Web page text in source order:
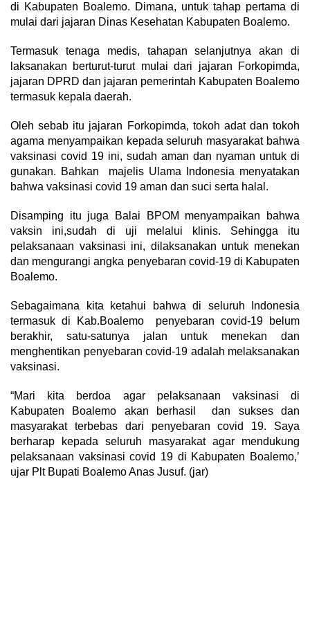
di Kabupaten Boalemo. Dimana, untuk tahap pertama di
mulai dari jajaran Dinas Kesehatan Kabupaten Boalemo.
Termasuk tenaga medis, tahapan selanjutnya akan di
laksanakan berturut-turut mulai dari jajaran Forkopimda,
jajaran DPRD dan jajaran pemerintah Kabupaten Boalemo
termasuk kepala daerah.
Oleh sebab itu jajaran Forkopimda, tokoh adat dan tokoh
agama menyampaikan kepada seluruh masyarakat bahwa
vaksinasi covid 19 ini, sudah aman dan nyaman untuk di
gunakan. Bahkan majelis Ulama Indonesia menyatakan
bahwa vaksinasi covid 19 aman dan suci serta halal.
Disamping itu juga Balai BPOM menyampaikan bahwa
vaksin ini,sudah di uji melalui klinis. Sehingga itu
pelaksanaan vaksinasi ini, dilaksanakan untuk menekan
dan mengurangi angka penyebaran covid-19 di Kabupaten
Boalemo.
Sebagaimana kita ketahui bahwa di seluruh Indonesia
termasuk di Kab.Boalemo penyebaran covid-19 belum
berakhir, satu-satunya jalan untuk menekan dan
menghentikan penyebaran covid-19 adalah melaksanakan
vaksinasi.
“Mari kita berdoa agar pelaksanaan vaksinasi di
Kabupaten Boalemo akan berhasil dan sukses dan
masyarakat terbebas dari penyebaran covid 19. Saya
berharap kepada seluruh masyarakat agar mendukung
pelaksanaan vaksinasi covid 19 di Kabupaten Boalemo,’
ujar Plt Bupati Boalemo Anas Jusuf. (jar)